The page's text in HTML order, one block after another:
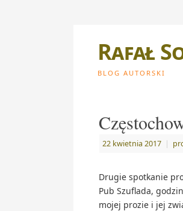
Rafał
BLOG AUTORSKI
22 kwietnia 2017 |
Drugie spotkanie
Pub Szuflada,
mojej prozie i jej